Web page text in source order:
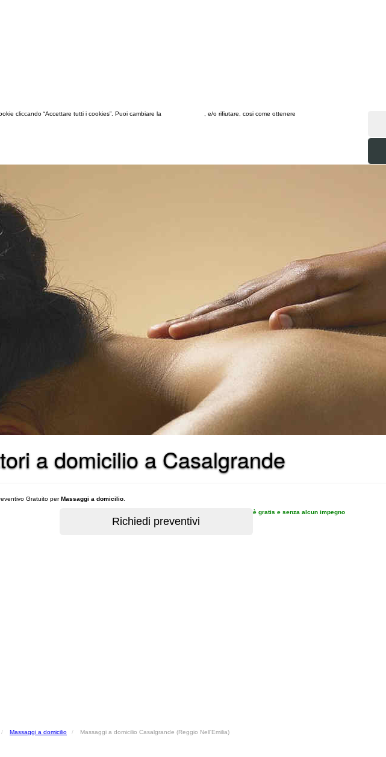
cliccando “Accettare tutti i cookies”. Puoi cambiare la
, e/o rifiutare, cosi come ottenere
a domicilio a Casalgrande
Gratuito perMassaggi a domicilio
è gratis e senza alcun impegno
Massaggi a domicilio Massaggi a domicilio Casalgrande (Reggio Nell'Emilia)